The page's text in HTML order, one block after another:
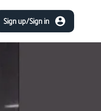
Sign up/Sign in